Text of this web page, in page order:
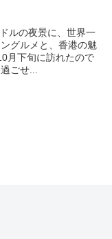
ルの夜景に、世界一
グルメと、香港の魅
月下旬に訪れたので
ごせ...